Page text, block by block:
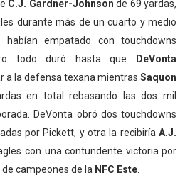
C.J. Gardner-Johnson de 69 yardas,
durante más de un cuarto y medio
habían empatado con touchdowns
todo duró hasta que
DeVonta
a la defensa texana mientrasSaquon
en total rebasando las dos mil
DeVonta obró dos touchdowns
por Pickett, y otra la recibiríaA.J.
con una contundente victoria por
campeones de la NFC Este.